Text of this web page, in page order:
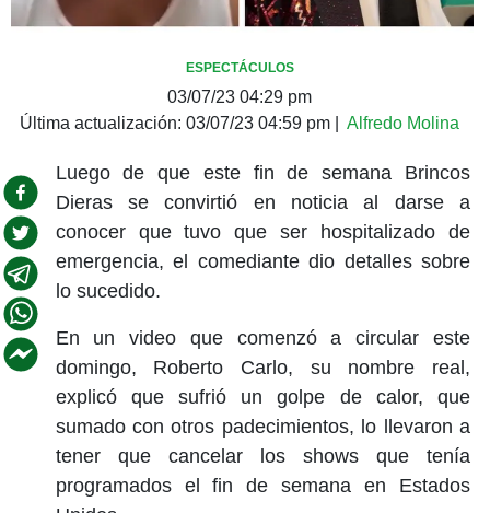
ESPECTÁCULOS
03/07/23 04:29 pm
Última actualización: 03/07/23 04:59 pm Alfredo Molina
Luego de que este fin de semana Brincos
Dieras se convirtió en noticia al darse a
conocer que tuvo que ser hospitalizado de
emergencia, el comediante dio detalles sobre
lo sucedido.
En un video que comenzó a circular este
domingo, Roberto Carlo, su nombre real,
explicó que sufrió un golpe de calor, que
sumado con otros padecimientos, lo llevaron a
tener que cancelar los shows que tenía
programados el fin de semana en Estados